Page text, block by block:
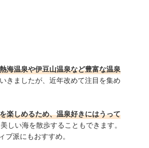
熱海温泉や伊豆山温泉など豊富な温泉
きましたが、近年改めて注目を集め
楽しめるため、温泉好きにはうって
しい海を散歩することもできます。
派にもおすすめ。